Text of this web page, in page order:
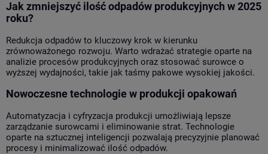
Jak zmniejszyć ilość odpadów produkcyjnych w 2025
roku?
Redukcja odpadów to kluczowy krok w kierunku
zrównoważonego rozwoju. Warto wdrażać strategie oparte na
analizie procesów produkcyjnych oraz stosować surowce o
wyższej wydajności, takie jak taśmy pakowe wysokiej jakości.
Nowoczesne technologie w produkcji opakowań
Automatyzacja i cyfryzacja produkcji umożliwiają lepsze
zarządzanie surowcami i eliminowanie strat. Technologie
oparte na sztucznej inteligencji pozwalają precyzyjnie planować
procesy i minimalizować ilość odpadów.